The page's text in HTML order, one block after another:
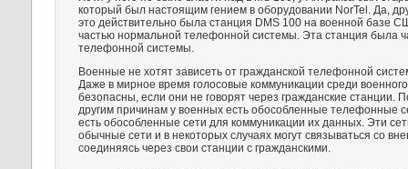
который был настоящим гением в оборудовании NorTel. Да,
это действительно была станция DMS 100 на военной базе
частью нормальной телефонной системы. Эта станция была
телефонной системы.
Военные не хотят зависеть от гражданской телефонной
Даже в мирное время голосовые коммуникации среди
безопасны, если они не говорят через гражданские станции.
другим причинам у военных есть обособленные телефонные
есть обособленные сети для коммуникации их данных. Эти
обычные сети и в некоторых случаях могут связываться со
соединяясь через свои станции с гражданскими.